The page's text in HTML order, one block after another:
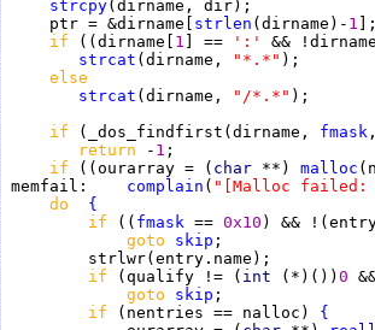
strcpy
     ptr = &dirname[
strlen (dirname)- 1
if ((dirname[ 1 ] == ':' &&
strcat (dirname, "*.*"
else
strcat (dirname, "/*.*"
if (_dos_findfirst(dirname, fmask
return - 1
if ((ourarray = ( char **) malloc
memfail: complain ( "[Malloc failed:
do {
if (( fmask == 0x10 ) &&
goto skip
if (qualify != ( int (*)()) 0
goto skip
if (nentries == nalloc) {